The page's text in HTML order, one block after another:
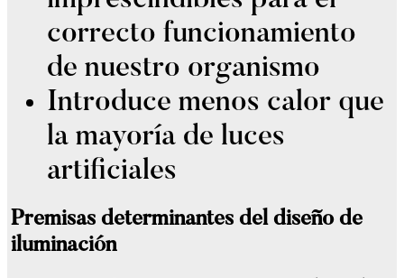
correcto funcionamiento
de nuestro organismo
Introduce menos calor que
la mayoría de luces
artificiales
Premisas determinantes del diseño de
iluminación